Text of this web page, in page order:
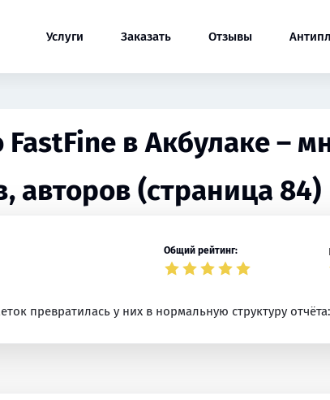
Услуги Заказать Отзывы
в Акбулаке –
авторов (страница 84)
Общий рейтинг:
превратилась у них в нормальную структуру